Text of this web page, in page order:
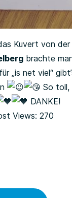
Kuvert von der
brachte
„is net viel“
So toll,
DANKE!
Views: 270